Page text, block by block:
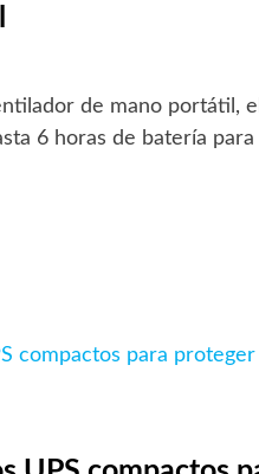
de mano portátil,
6 horas de batería